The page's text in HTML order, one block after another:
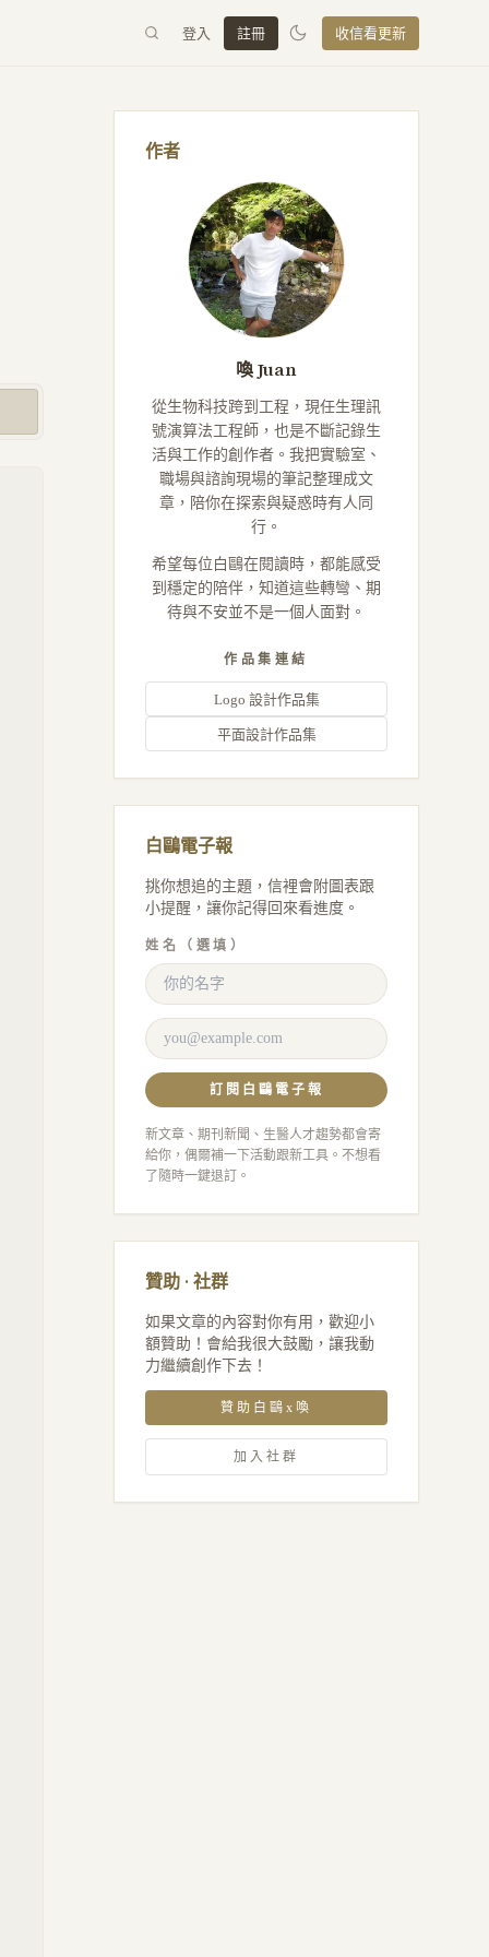
登入 註冊 收信看更新
作者
喚 Juan
從生物科技跨到工程，現任生理訊
號演算法工程師，也是不斷記錄生
活與工作的創作者。我把實驗室、
職場與諮詢現場的筆記整理成文
章，陪你在探索與疑惑時有人同
行。
希望每位白鷗在閱讀時，都能感受
到穩定的陪伴，知道這些轉彎、期
待與不安並不是一個人面對。
作品集連結
Logo 設計作品集
平面設計作品集
白鷗電子報
挑你想追的主題，信裡會附圖表跟
小提醒，讓你記得回來看進度。
姓名（選填）
訂閱白鷗電子報
新文章、期刊新聞、生醫人才趨勢都會寄
給你，偶爾補一下活動跟新工具。不想看
了隨時一鍵退訂。
贊助 · 社群
如果文章的內容對你有用，歡迎小
額贊助！會給我很大鼓勵，讓我動
力繼續創作下去！
贊助白鷗x喚
加入社群